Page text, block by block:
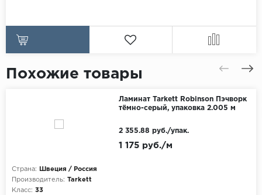
Похожие товары
Ламинат Tarkett Robinson Пэчворк
тёмно-серый, упаковка 2.005 м
Страна:
Швеция / Россия
Производитель: Tarkett
Класс: 33
1 175 руб./м
2 355.88 руб./упак.